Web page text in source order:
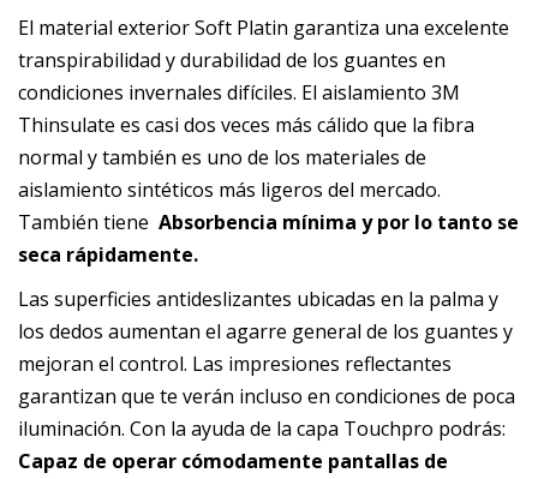
El material exterior Soft Platin garantiza una excelente
transpirabilidad y durabilidad de los guantes en
condiciones invernales difíciles. El aislamiento 3M
Thinsulate es casi dos veces más cálido que la fibra
normal y también es uno de los materiales de
aislamiento sintéticos más ligeros del mercado.
También tiene Absorbencia mínima y por lo tanto se
seca rápidamente.
Las superficies antideslizantes ubicadas en la palma y
los dedos aumentan el agarre general de los guantes y
mejoran el control. Las impresiones reflectantes
garantizan que te verán incluso en condiciones de poca
iluminación. Con la ayuda de la capa Touchpro podrás:
Capaz de operar cómodamente pantallas de